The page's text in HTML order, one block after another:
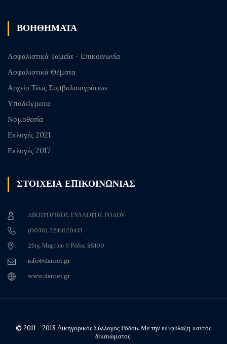
ΒΟΗΘΗΜΑΤΑ
Ασφαλιστικά Ταμεία - Επικοινωνία
Ασφαλιστικά Θέματα
Αρχείο Τέως Συμβολαιογράφων
Υποδείγματα
Νομοθεσία
Εκλογές 2021
Εκλογές 2017
ΣΤΟΙΧΕΙΑ ΕΠΙΚΟΙΝΩΝΙΑΣ
ΔΙΚΗΓΟΡΙΚΟΣ ΣΥΛΛΟΓΟΣ ΡΟΔΟΥ
(0030) 2241020413
25ης Μαρτίου 9 Ρόδος 85100
info@dsrnet.gr
www.dsrnet.gr
© 2011 - 2018 Δικηγορικός Σύλλογος Ρόδου. Με την επιφύλαξη παντός
δικαιώματος.